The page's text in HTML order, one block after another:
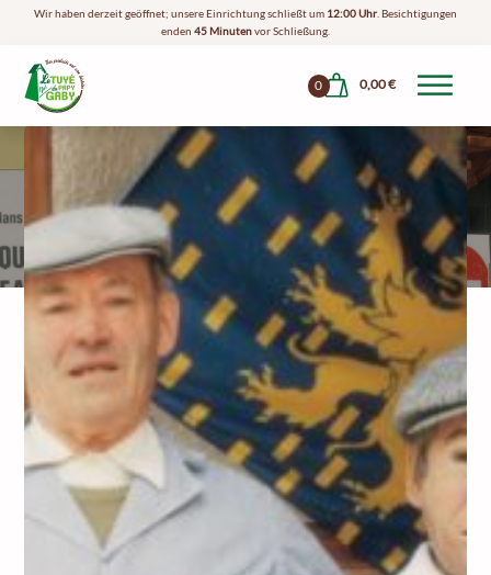
Wir haben derzeit geöffnet; unsere Einrichtung schließt um 12:00 Uhr. Besichtigungen
enden 45 Minutenvor Schließung.
0,00€
0
Die Geschichte VonOpa Gaby
Wer Ist Papy Gaby?